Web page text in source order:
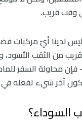
وقت قريب.
لدينا أيّ مركبات
من الثقب
فإن محاولة السفر
آخر شيء تفعله في
السوداء؟